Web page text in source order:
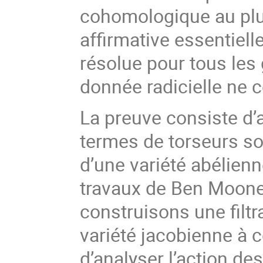
cohomologique au
affirmative
résolue pour tous
donnée radicielle ne
La preuve consiste
termes de torseurs
d’une variété
travaux de Ben
construisons une
variété jacobienne à
d’analyser l’action